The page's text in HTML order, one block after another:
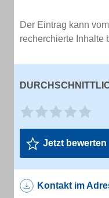
Der Eintrag kann
recherchierte Inhalte
Jetzt bewerten
Kontakt im